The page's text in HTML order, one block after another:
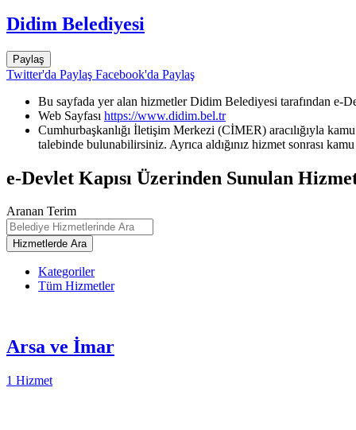
Didim Belediyesi
Paylaş
Twitter'da Paylaş Facebook'da Paylaş
Bu sayfada yer alan hizmetler Didim Belediyesi tarafından e-
Web Sayfası https://www.didim.bel.tr
Cumhurbaşkanlığı İletişim Merkezi (CİMER) aracılığıyla
talebinde bulunabilirsiniz. Ayrıca aldığınız hizmet sonrası
e-Devlet Kapısı Üzerinden Sunulan
Aranan Terim
Kategoriler
Tüm Hizmetler
Arsa ve İmar
1 Hizmet